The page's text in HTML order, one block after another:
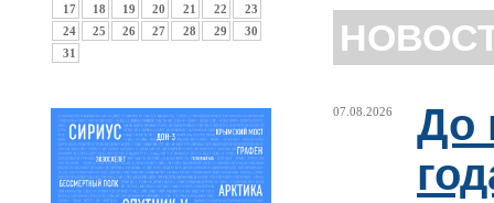
17
18 19 20 21 22
23
24
25 26 27 28 29
30
31
07.08.2026
До